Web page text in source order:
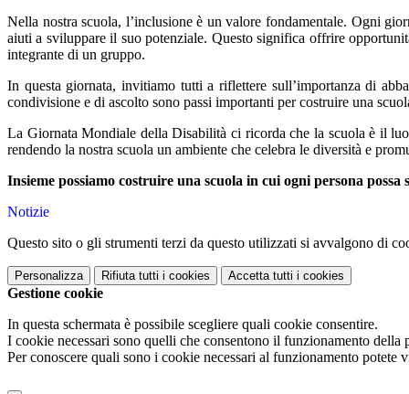
Nella nostra scuola, l’inclusione è un valore fondamentale. Ogni
aiuti a sviluppare il suo potenziale. Questo significa offrire
integrante di un gruppo.
In questa giornata, invitiamo tutti a riflettere sull’importanza di
condivisione e di ascolto sono passi importanti per costruire una
La Giornata Mondiale della Disabilità ci ricorda che la scuola è il
rendendo la nostra scuola un ambiente che celebra le diversità e
Insieme possiamo costruire una scuola in cui ogni persona
Notizie
Questo sito o gli strumenti terzi da questo utilizzati si avvalgono di
Personalizza Rifiuta tutti i cookies Accetta tutti i cookies
Gestione cookie
In questa schermata è possibile scegliere quali cookie consentire.
I cookie necessari sono quelli che consentono il funzionamento
Per conoscere quali sono i cookie necessari al funzionamento potete